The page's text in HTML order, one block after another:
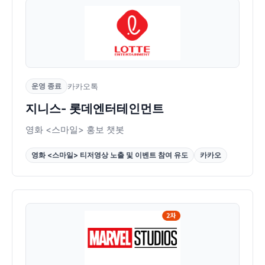
운영 종료 카카오톡
지니스- 롯데엔터테인먼트
영화 <스마일> 홍보 챗봇
영화 <스마일> 티저영상 노출 및 이벤트 참여 유도 카카오